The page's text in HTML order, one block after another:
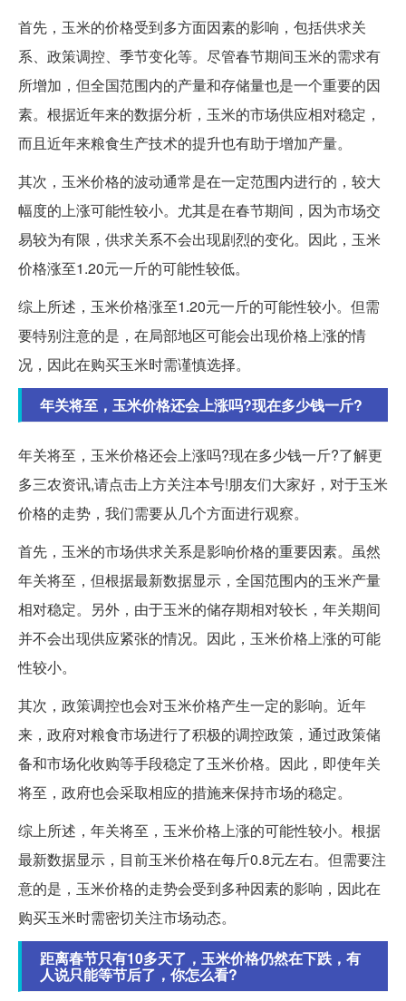
首先，玉米的价格受到多方面因素的影响，包括供求关
系、政策调控、季节变化等。尽管春节期间玉米的需求有
所增加，但全国范围内的产量和存储量也是一个重要的因
素。根据近年来的数据分析，玉米的市场供应相对稳定，
而且近年来粮食生产技术的提升也有助于增加产量。
其次，玉米价格的波动通常是在一定范围内进行的，较大
幅度的上涨可能性较小。尤其是在春节期间，因为市场交
易较为有限，供求关系不会出现剧烈的变化。因此，玉米
价格涨至1.20元一斤的可能性较低。
综上所述，玉米价格涨至1.20元一斤的可能性较小。但需
要特别注意的是，在局部地区可能会出现价格上涨的情
况，因此在购买玉米时需谨慎选择。
年关将至，玉米价格还会上涨吗?现在多少钱一斤?
年关将至，玉米价格还会上涨吗?现在多少钱一斤?了解更
多三农资讯,请点击上方关注本号!朋友们大家好，对于玉米
价格的走势，我们需要从几个方面进行观察。
首先，玉米的市场供求关系是影响价格的重要因素。虽然
年关将至，但根据最新数据显示，全国范围内的玉米产量
相对稳定。另外，由于玉米的储存期相对较长，年关期间
并不会出现供应紧张的情况。因此，玉米价格上涨的可能
性较小。
其次，政策调控也会对玉米价格产生一定的影响。近年
来，政府对粮食市场进行了积极的调控政策，通过政策储
备和市场化收购等手段稳定了玉米价格。因此，即使年关
将至，政府也会采取相应的措施来保持市场的稳定。
综上所述，年关将至，玉米价格上涨的可能性较小。根据
最新数据显示，目前玉米价格在每斤0.8元左右。但需要注
意的是，玉米价格的走势会受到多种因素的影响，因此在
购买玉米时需密切关注市场动态。
距离春节只有10多天了，玉米价格仍然在下跌，有
人说只能等节后了，你怎么看?